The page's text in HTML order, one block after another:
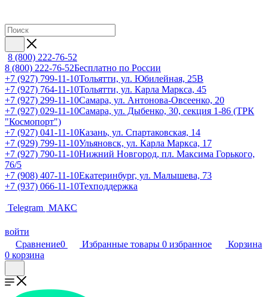
8 (800) 222-76-52
8 (800) 222-76-52Бесплатно по России
+7 (927) 799-11-10Тольятти, ул. Юбилейная, 25В
+7 (927) 764-11-10Тольятти, ул. Карла Маркса, 45
+7 (927) 299-11-10Самара, ул. Антонова-Овсеенко, 20
+7 (927) 029-11-10Самара, ул. Дыбенко, 30, секция 1-86 (ТРК
"Космопорт")
+7 (927) 041-11-10Казань, ул. Спартаковская, 14
+7 (929) 799-11-10Ульяновск, ул. Карла Маркса, 17
+7 (927) 790-11-10Нижний Новгород, пл. Максима Горького,
76/5
+7 (908) 407-11-10Екатеринбург, ул. Малышева, 73
+7 (937) 066-11-10Техподдержка
Telegram МАКС
войти
Сравнение0 Избранные товары 0 избранное
Корзина
0 корзина